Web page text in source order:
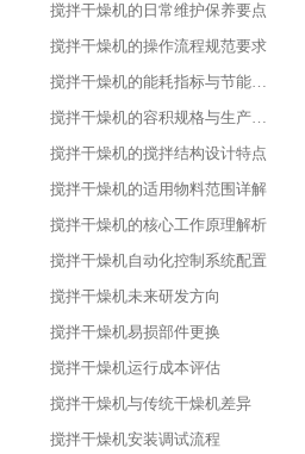
搅拌干燥机的日常维护保养要点​
搅拌干燥机的操作流程规范要求​
搅拌干燥机的能耗指标与节能设计​
搅拌干燥机的容积规格与生产需求匹配​
搅拌干燥机的搅拌结构设计特点​
搅拌干燥机的适用物料范围详解​
搅拌干燥机的核心工作原理解析​
搅拌干燥机自动化控制系统配置
搅拌干燥机未来研发方向
搅拌干燥机易损部件更换
搅拌干燥机运行成本评估
搅拌干燥机与传统干燥机差异
搅拌干燥机安装调试流程